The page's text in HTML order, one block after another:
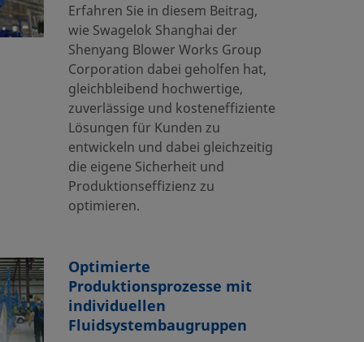
Erfahren Sie in diesem Beitrag,
wie Swagelok Shanghai der
Shenyang Blower Works Group
Corporation dabei geholfen hat,
gleichbleibend hochwertige,
zuverlässige und kosteneffiziente
Lösungen für Kunden zu
entwickeln und dabei gleichzeitig
die eigene Sicherheit und
Produktionseffizienz zu
optimieren.
Optimierte
Produktionsprozesse mit
individuellen
Fluidsystembaugruppen